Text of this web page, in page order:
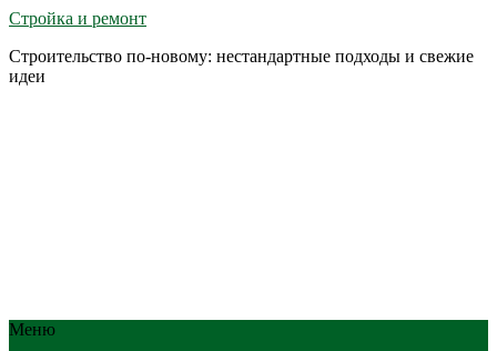
Стройка и ремонт
Строительство по-новому: нестандартные подходы и свежие
идеи
Меню